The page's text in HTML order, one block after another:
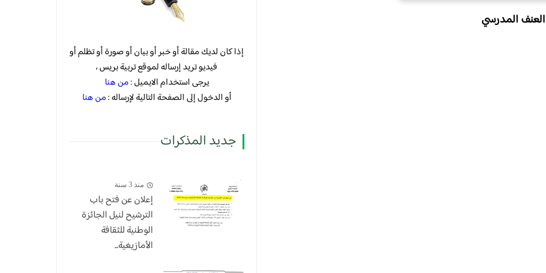
المدرسي
إذا كان لديك مقالة أو خبر أو بيان أو صورة أو تظلم أو
فيديو تريد إرساله لموقع تربية بريس ،
يرجى استخدام الايميل :من هنا
أو الدخول إلى الصفحة التالية لإرساله :من هنا
جديد المذكرات
منذ 3 سنة
إعلان عن فتح باب
الترشيح لنيل الجائزة
الوطنية للثقافة
الأمازيغية...